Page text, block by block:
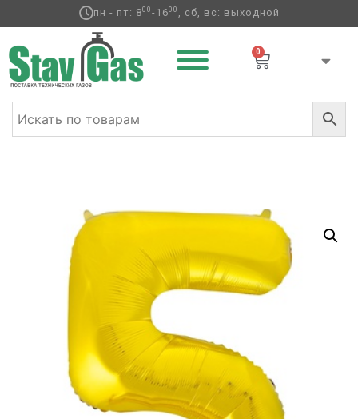
пн - пт: 800-1600 , сб, вс: выходной
0